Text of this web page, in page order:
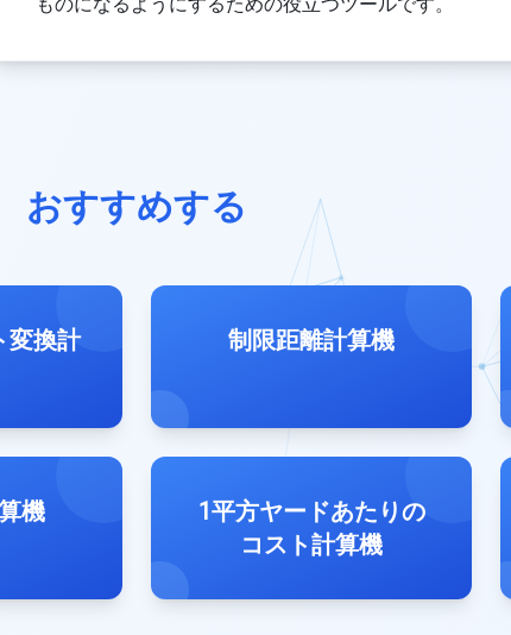
おすすめする
変換計
制限距離計算機
機
1平方ヤードあたりの
コスト計算機